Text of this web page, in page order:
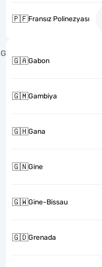
🇵🇫Fransız Polinezyası
G
🇬🇦Gabon
🇬🇲Gambiya
🇬🇭Gana
🇬🇳Gine
🇬🇼Gine-Bissau
🇬🇩Grenada